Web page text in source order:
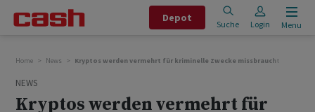
Depot
Suche Login Menu
Home News Kryptos werden vermehrt für kriminelle Zwecke missbraucht
NEWS
Kryptos werden vermehrt für